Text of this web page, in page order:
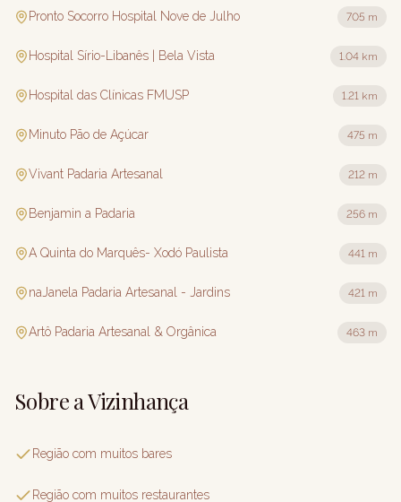
Pronto Socorro Hospital Nove de Julho 705 m
Hospital Sírio-Libanês | Bela Vista 1.04 km
Hospital das Clínicas FMUSP 1.21 km
Minuto Pão de Açúcar 475 m
Vivant Padaria Artesanal 212 m
Benjamin a Padaria 256 m
A Quinta do Marquês- Xodó Paulista 441 m
naJanela Padaria Artesanal - Jardins 421 m
Artô Padaria Artesanal & Orgânica 463 m
Sobre a Vizinhança
Região com muitos bares
Região com muitos restaurantes